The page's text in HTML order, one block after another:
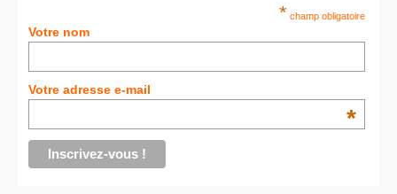
* champ obligatoire
Votre nom
Votre adresse e-mail
*